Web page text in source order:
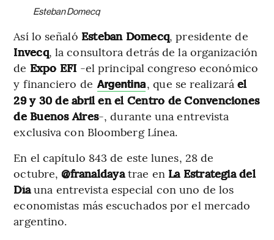
Esteban Domecq
Así lo señaló Esteban Domecq, presidente de
Invecq, la consultora detrás de la organización
de Expo EFI -el principal congreso económico
y financiero de Argentina, que se realizaráel
29 y 30 de abril en el Centro de Convenciones
de Buenos Aires-, durante una entrevista
exclusiva con Bloomberg Línea.
En el capítulo 843 de este lunes, 28 de
octubre,@franaldayatrae en La Estrategia del
Díauna entrevista especial con uno de los
economistas más escuchados por el mercado
argentino.